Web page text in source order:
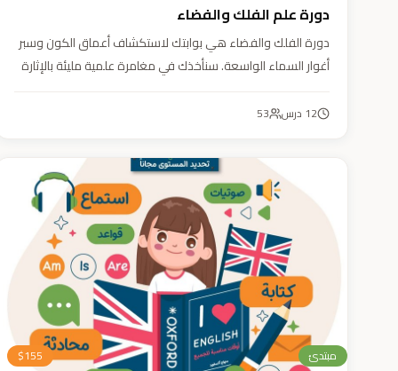
دورة علم الفلك والفضاء
دورة الفلك والفضاء هي بوابتك لاستكشاف أعماق الكون وسبر
أغوار السماء الواسعة. سنأخذك في مغامرة علمية مليئة بالإثارة
تنير عقلك وتثري خيالك، لتمنحك رؤية جديدة للكون وتفتح لك
12 درس 53
مبتدئ $155